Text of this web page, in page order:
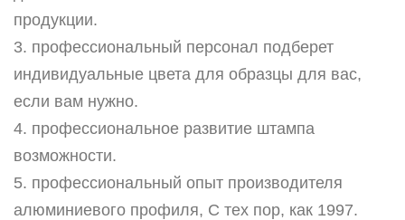
продукции.
3. профессиональный персонал подберет
индивидуальные цвета для образцы для вас,
если вам нужно.
4. профессиональное развитие штампа
возможности.
5. профессиональный опыт производителя
алюминиевого профиля, С тех пор, как 1997.